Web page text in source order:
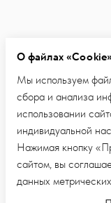
О файлах
Мы используем
сбора и анализа
использовании
индивидуальной
Нажимая кнопку
сайтом, вы
данных